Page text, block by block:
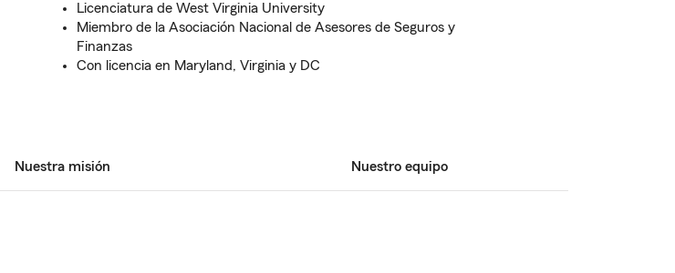
Licenciatura de West Virginia University
Miembro de la Asociación Nacional de Asesores de Seguros y
Finanzas
Con licencia en Maryland, Virginia y DC
Nuestra misión Nuestro equipo